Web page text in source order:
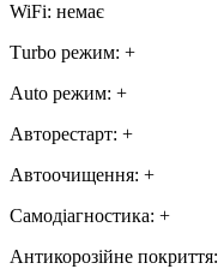
WiFi: немає
Тurbo режим: +
Аuto режим: +
Авторестарт: +
Автоочищення: +
Самодіагностика: +
Антикорозійне покриття: